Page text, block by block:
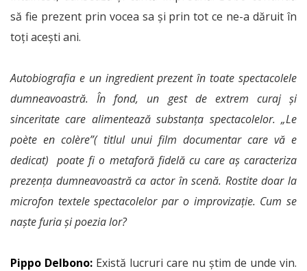
să fie prezent prin vocea sa și prin tot ce ne-a dăruit în
toți acești ani.
Autobiografia e un ingredient prezent în toate spectacolele
dumneavoastră. În fond, un gest de extrem curaj și
sinceritate care alimentează substanța spectacolelor. „Le
poète en colère”( titlul unui film documentar care vă e
dedicat) poate fi o metaforă fidelă cu care aș caracteriza
prezența dumneavoastră ca actor în scenă. Rostite doar la
microfon textele spectacolelor par o improvizație. Cum se
naște furia și poezia lor?
Pippo Delbono: Există lucruri care nu știm de unde vin.